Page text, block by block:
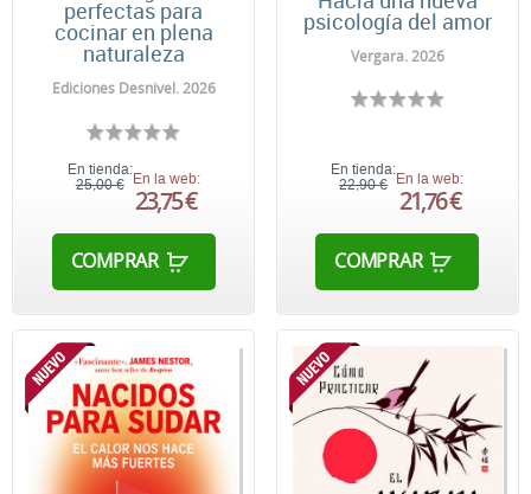
perfectas para
cocinar en plena
naturaleza
Ediciones Desnivel. 2026
En tienda:
25,00 € En la web:
23,75 €
COMPRAR
psicología del amor
Vergara. 2026
En tienda:
22,90 €
En la web:
21,76 €
COMPRAR